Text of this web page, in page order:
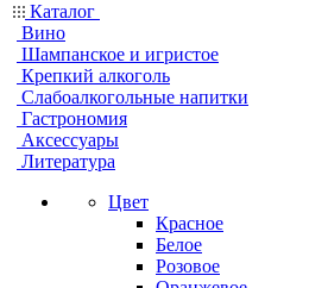
Каталог
Вино
Шампанское и игристое
Крепкий алкоголь
Слабоалкогольные напитки
Гастрономия
Аксессуары
Литература
Цвет
Красное
Белое
Розовое